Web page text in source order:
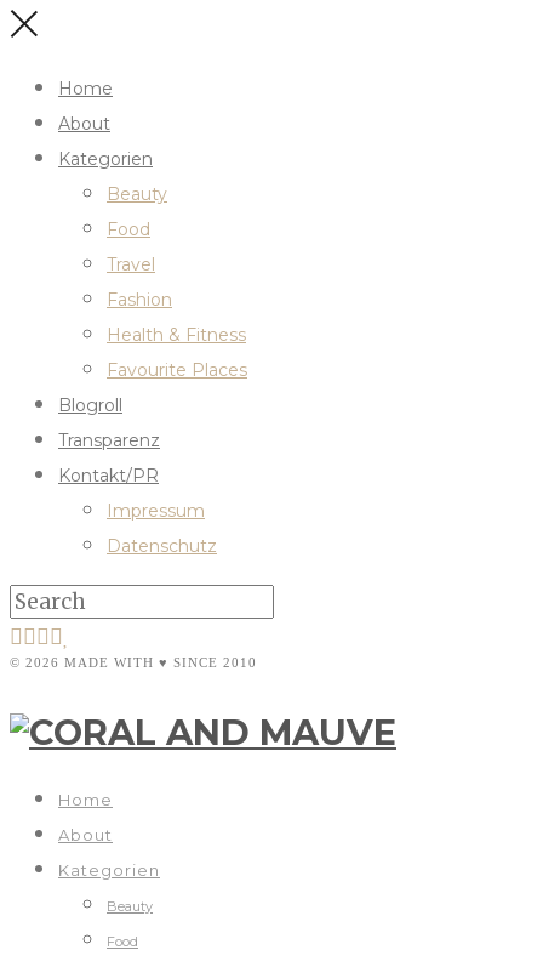
Home
About
Kategorien
Beauty
Food
Travel
Fashion
Health & Fitness
Favourite Places
Blogroll
Transparenz
Kontakt/PR
Impressum
Datenschutz
© 2026 MADE WITH ♥ SINCE 2010
Home
About
Kategorien
Beauty
Food